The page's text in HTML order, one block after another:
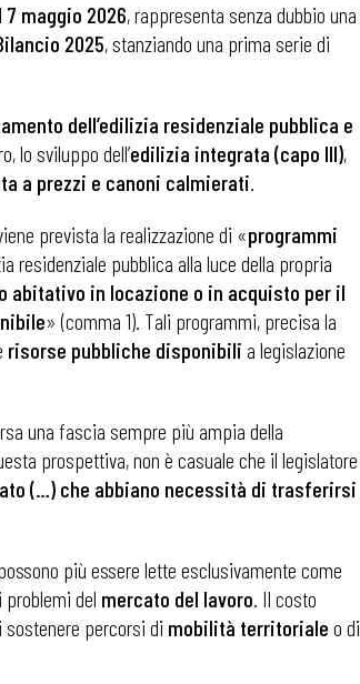
maggio 2026, rappresenta senza dubbio una
2025, stanziando una prima serie di
dell’edilizia residenziale pubblica e
lo sviluppo dell’edilizia integrata (capo III),
a prezzi e canoni calmierati.
prevista la realizzazione di «programmi
residenziale pubblica alla luce della propria
abitativo in locazione o in acquisto per il
» (comma 1). Tali programmi, precisa la
risorse pubbliche disponibili a legislazione
una fascia sempre più ampia della
prospettiva, non è casuale che il legislatore
(…) che abbiano necessità di trasferirsi
più essere lette esclusivamente come
del mercato del lavoro. Il costo
sostenere percorsi di mobilità territoriale o di